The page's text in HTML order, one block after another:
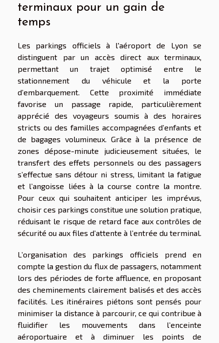
terminaux pour un gain de
temps
Les parkings officiels à l'aéroport de Lyon se
distinguent par un accès direct aux terminaux,
permettant un trajet optimisé entre le
stationnement du véhicule et la porte
d’embarquement. Cette proximité immédiate
favorise un passage rapide, particulièrement
apprécié des voyageurs soumis à des horaires
stricts ou des familles accompagnées d’enfants et
de bagages volumineux. Grâce à la présence de
zones dépose-minute judicieusement situées, le
transfert des effets personnels ou des passagers
s’effectue sans détour ni stress, limitant la fatigue
et l’angoisse liées à la course contre la montre.
Pour ceux qui souhaitent anticiper les imprévus,
choisir ces parkings constitue une solution pratique,
réduisant le risque de retard face aux contrôles de
sécurité ou aux files d’attente à l’entrée du terminal.
L’organisation des parkings officiels prend en
compte la gestion du flux de passagers, notamment
lors des périodes de forte affluence, en proposant
des cheminements clairement balisés et des accès
facilités. Les itinéraires piétons sont pensés pour
minimiser la distance à parcourir, ce qui contribue à
fluidifier les mouvements dans l’enceinte
aéroportuaire et à diminuer les points de